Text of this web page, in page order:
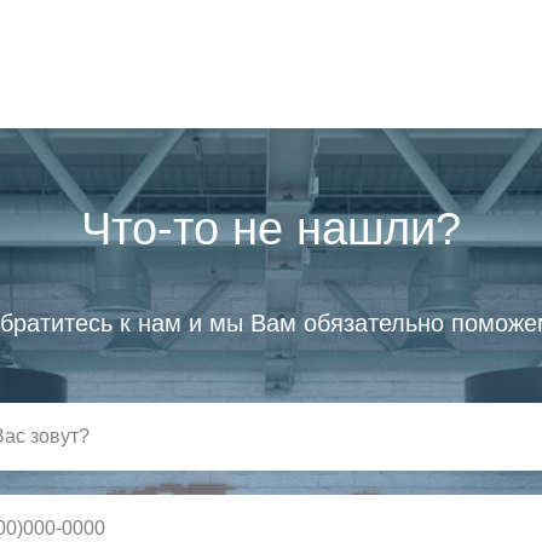
Что-то не нашли?
к нам и мы Вам обязательно